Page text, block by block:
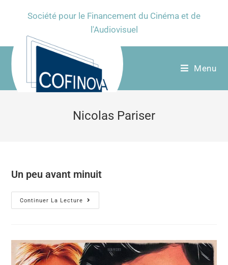
Société pour le Financement du Cinéma et de
l'Audiovisuel
Menu
Nicolas Pariser
Un peu avant minuit
Continuer La Lecture